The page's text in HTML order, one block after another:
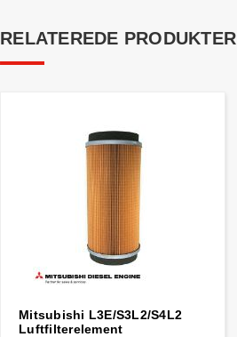
RELATEREDE PRODUKTER
Mitsubishi L3E/S3L2/S4L2
Luftfilterelement